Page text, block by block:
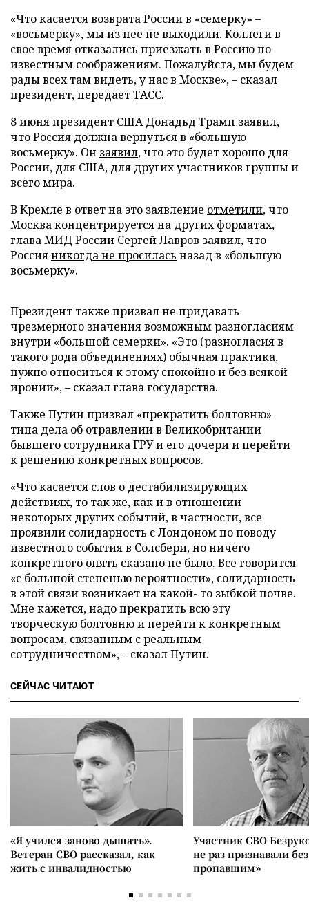
«Что касается возврата России в «семерку» –
«восьмерку», мы из нее не выходили. Коллеги в
свое время отказались приезжать в Россию по
известным соображениям. Пожалуйста, мы будем
рады всех там видеть, у нас в Москве», – сказал
президент, передаетТАСС.
8 июня президент США Донадьд Трамп заявил,
что Россия должна вернутьсяв «большую
восьмерку». Он заявил, что это будет хорошо для
России, для США, для других участников группы и
всего мира.
В Кремле в ответ на это заявление отметили, что
Москва концентрируется на других форматах,
глава МИД России Сергей Лавров заявил, что
Россияникогда не просилась назад в «большую
восьмерку».
Президент также призвал не придавать
чрезмерного значения возможным разногласиям
внутри «большой семерки». «Это (разногласия в
такого рода объединениях) обычная практика,
нужно относиться к этому спокойно и без всякой
иронии», – сказал глава государства.
Также Путин призвал «прекратить болтовню»
типа дела об отравлении в Великобритании
бывшего сотрудника ГРУ и его дочери и перейти
к решению конкретных вопросов.
«Что касается слов о дестабилизирующих
действиях, то так же, как и в отношении
некоторых других событий, в частности, все
проявили солидарность с Лондоном по поводу
известного события в Солсбери, но ничего
конкретного опять сказано не было. Все говорится
«с большой степенью вероятности», солидарность
в этой связи возникает на какой- то зыбкой почве.
Мне кажется, надо прекратить всю эту
творческую болтовню и перейти к конкретным
вопросам, связанным с реальным
сотрудничеством», – сказал Путин.
СЕЙЧАС ЧИТАЮТ
«Я учился заново дышать».
Ветеран СВО рассказал, как
жить с инвалидностью
Участник СВО
не раз признавали
пропавшим»